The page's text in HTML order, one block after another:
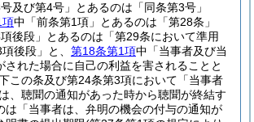
及び第4号」とあるのは「同条第3号」
項中「前条第1項」とあるのは「第28条」
後段」とあるのは「第29条において準用
後段」と、 第18条第1項中「当事者及び当
された場合に自己の利益を害されることと
この条及び第24条第3項において「当事者
は、聴聞の通知があった時から聴聞が終結す
は「当事者は、弁明の機会の付与の通知が